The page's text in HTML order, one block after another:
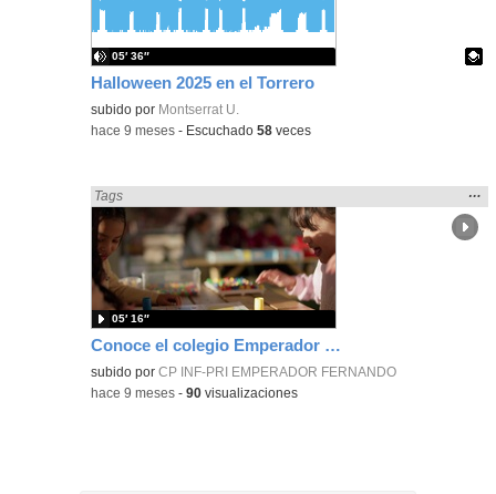
Halloween 2025 en el Torrero
Contenido educativo.
subido por Montserrat U.
05′ 36″
-hace 9 meses - Escuchado58 veces
Conoce el colegio Emperador Fernando.
Encontrado «Fiestas» en:
Tags
la
…
subido porCP INF-PRI EMPERADOR FERNANDO
05′ 16″
-hace 9 meses -90 visualizaciones